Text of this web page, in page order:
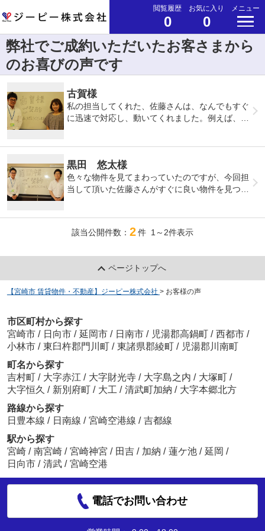
閲覧履歴
0
お気に入り
0
メニュー
弊社でご成約いただいたお客さまから
のお喜びの声です
古賀様
私の担当してくれた、佐藤さんは、なんでもすぐ
に迅速で対応し、動いてくれました。例えば、駐
管理の方に問い合わせてくれました。秒で動いて
くれたのがすごく気持ちがよかったし、頼りにな
りました。それと、たくさん時間をかけて、話を
不動産屋さんは、契約のことを一番に考えてい
ナス面まであげて自分だったらどうするかと、入
本当にすごいなと。人間的にすごいなと思いまし
時期的にも入りにくかったと思いますが、佐藤さ
んが担当だったお陰で、希望以上のお家に入居す
ることができました。ありがとうございました。
黒田 悠太様
色々な物件を見てまわっていたのですが、今回担
当して頂いた佐藤さんがすぐに良い物件を見つけ
該当公開件数： 2件 1～2件表示
ページトップへ
【宮崎市 賃貸物件・不動産】ジーピー株式会社 > お客様の声
市区町村から探す
宮崎市 / 日向市 / 延岡市 / 日南市 / 児湯郡高鍋町 / 西都市 /
小林市 / 東臼杵郡門川町 / 東諸県郡綾町 / 児湯郡川南町
町名から探す
吉村町 / 大字赤江 / 大字財光寺 / 大字島之内 / 大塚町 /
大字恒久 / 新別府町 / 大工 / 清武町加納 / 大字本郷北方
路線から探す
日豊本線 / 日南線 / 宮崎空港線 / 吉都線
駅から探す
宮崎 / 南宮崎 / 宮崎神宮 / 田吉 / 加納 / 蓮ケ池 / 延岡 /
日向市 / 清武 / 宮崎空港
電話でお問い合わせ